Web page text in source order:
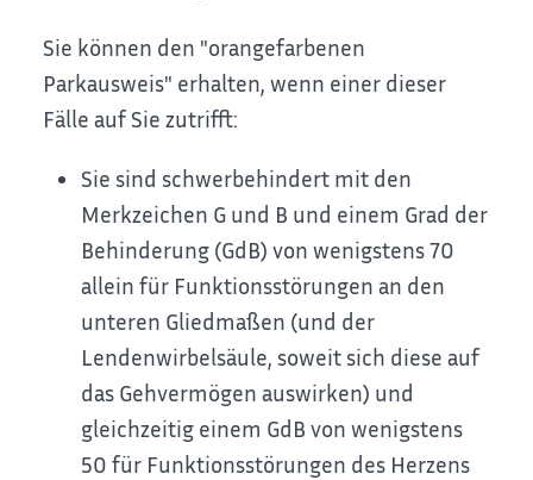
Sie können den "orangefarbenen
Parkausweis" erhalten, wenn einer dieser
Fälle auf Sie zutrifft:
Sie sind schwerbehindert mit den
Merkzeichen G und B und einem Grad der
Behinderung (GdB) von wenigstens 70
allein für Funktionsstörungen an den
unteren Gliedmaßen (und der
Lendenwirbelsäule, soweit sich diese auf
das Gehvermögen auswirken) und
gleichzeitig einem GdB von wenigstens
50 für Funktionsstörungen des Herzens